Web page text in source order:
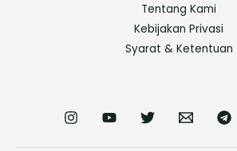
Tentang Kami
Kebijakan Privasi
Syarat & Ketentuan